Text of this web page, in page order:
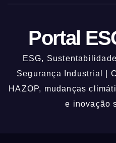
Portal
ESG,
Segurança Industrial |
HAZOP, mudanças
e inovação